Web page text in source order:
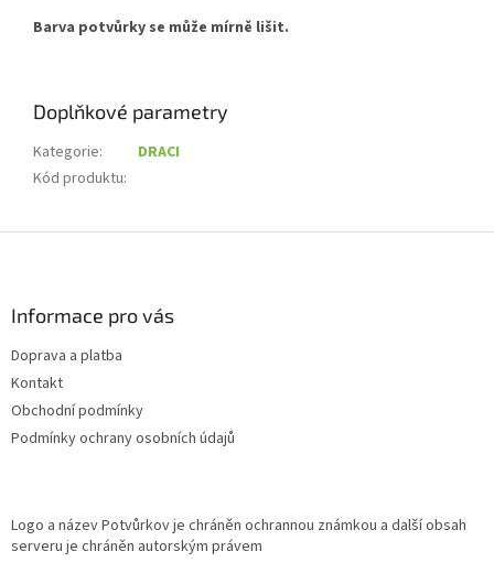
Barva potvůrky se může mírně lišit.
Doplňkové parametry
Kategorie:
DRACI
Kód produktu:
Informace pro vás
Doprava a platba
Kontakt
Obchodní podmínky
Podmínky ochrany osobních údajů
Logo a název Potvůrkov je chráněn ochrannou známkou a další obsah
serveru je chráněn autorským právem